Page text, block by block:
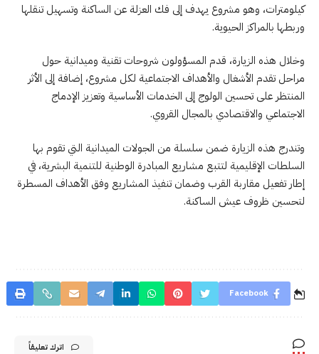
كيلومترات، وهو مشروع يهدف إلى فك العزلة عن الساكنة وتسهيل تنقلها
وربطها بالمراكز الحيوية.
وخلال هذه الزيارة، قدم المسؤولون شروحات تقنية وميدانية حول
مراحل تقدم الأشغال والأهداف الاجتماعية لكل مشروع، إضافة إلى الأثر
المنتظر على تحسين الولوج إلى الخدمات الأساسية وتعزيز الإدماج
الاجتماعي والاقتصادي بالمجال القروي.
وتندرج هذه الزيارة ضمن سلسلة من الجولات الميدانية التي تقوم بها
السلطات الإقليمية لتتبع مشاريع المبادرة الوطنية للتنمية البشرية، في
إطار تفعيل مقاربة القرب وضمان تنفيذ المشاريع وفق الأهداف المسطرة
لتحسين ظروف عيش الساكنة.
Facebook
اترك تعليقاً